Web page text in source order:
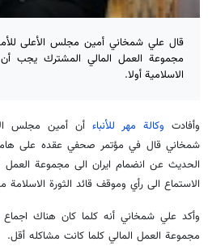
قال علي شمخاني أمين مجلس الأعلى
مجموعة العمل المالي المشترك يجب أن
الاسلامية أولا.
وأفادت وكالة مهر للأنباء أن أمين مجلس
شمخاني قال في مؤتمر صحفي عقده على
الحديث عن انضمام ايران الى مجموعة العمل
الاستماع الى رأي وموقف قائد الثورة
وأكد علي شمخاني أنه كلما كان هناك
مجموعة العمل المالي كلما كانت مشاكله أقل.